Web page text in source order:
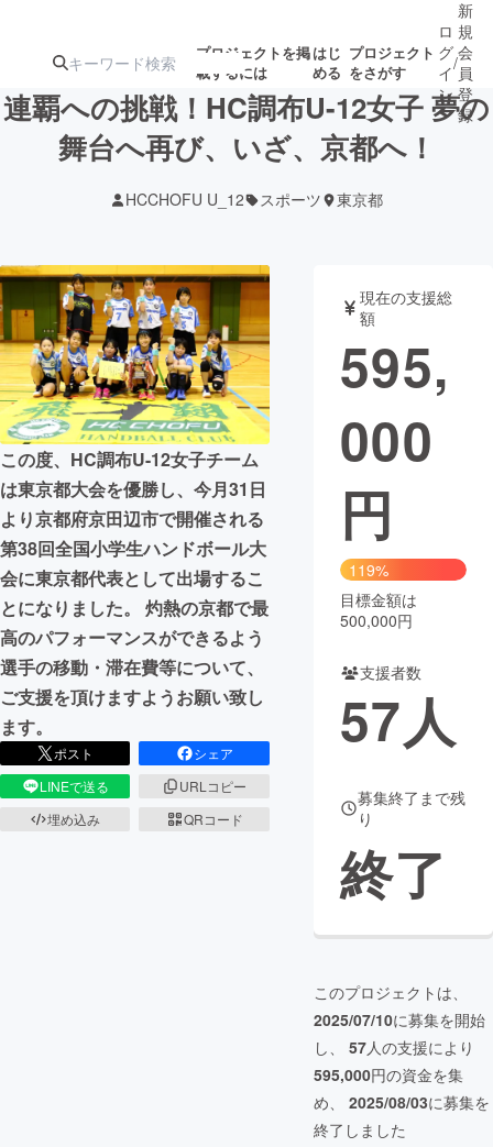
プロジェクトを掲
載するには
はじ
める
プロジェクト
をさがす
ターン
ジェクト
募集終了が近いプ
ロジェクト
アート・写真 音楽
テクノロジー・ガジェット ゲーム・サ
映像・映画
ビジネス・起業
まちづくり・地域活性化
CAMPFIRE for Social Good CAMPFIRE Creation
CAMPFIREふるさと納税machi-ya コミュニティ
ロ
グ
イ
ン
/
新
規
会
員
登
録
連覇への挑戦！HC調布U-12女子 夢の
舞台へ再び、いざ、京都へ！
HCCHOFU U_12 スポーツ 東京都
この度、HC調布U-12女子チーム
は東京都大会を優勝し、今月31日
より京都府京田辺市で開催される
第38回全国小学生ハンドボール大
会に東京都代表として出場するこ
とになりました。 灼熱の京都で最
高のパフォーマンスができるよう
選手の移動・滞在費等について、
ご支援を頂けますようお願い致し
ます。
ポスト
シェア
LINEで送る
URLコピー
埋め込み
QRコード
現在の支援総
額
595,
000
円
119%
目標金額は
500,000円
支援者数
57人
募集終了まで残
り
終了
このプロジェクトは、
2025/07/10に募集を開始
し、 57人の支援により
595,000円の資金を集
め、 2025/08/03に募集を
終了しました